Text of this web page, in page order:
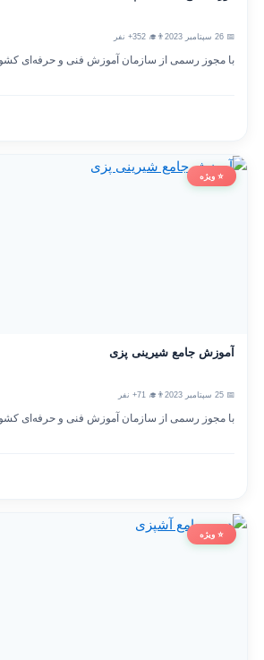
👨‍🎓 352+ نفر
با مجوز رسمی از سازمان آموزش فنی و حرفه‌ای کشور
⭐ ویژه
آموزش جامع شیرینی پزی
👨‍🎓 71+ نفر
با مجوز رسمی از سازمان آموزش فنی و حرفه‌ای کشور
⭐ ویژه